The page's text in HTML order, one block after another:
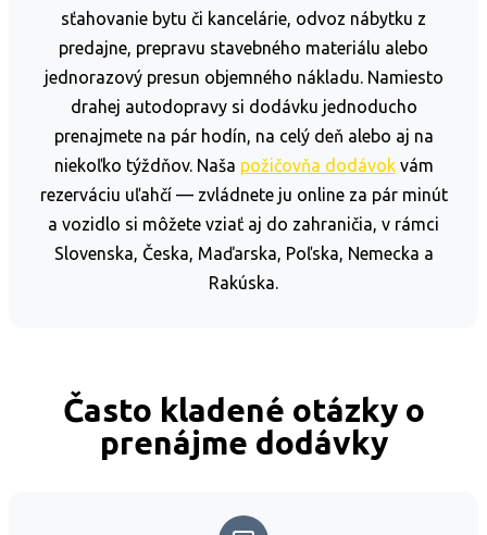
sťahovanie bytu či kancelárie, odvoz nábytku z
predajne, prepravu stavebného materiálu alebo
jednorazový presun objemného nákladu. Namiesto
drahej autodopravy si dodávku jednoducho
prenajmete na pár hodín, na celý deň alebo aj na
niekoľko týždňov. Naša požičovňa dodávokvám
rezerváciu uľahčí — zvládnete ju online za pár minút
a vozidlo si môžete vziať aj do zahraničia, v rámci
Slovenska, Česka, Maďarska, Poľska, Nemecka a
Rakúska.
Často kladené otázky o
prenájme dodávky